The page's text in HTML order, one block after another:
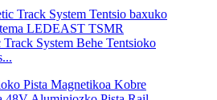
System Behe ​​Tentsioko